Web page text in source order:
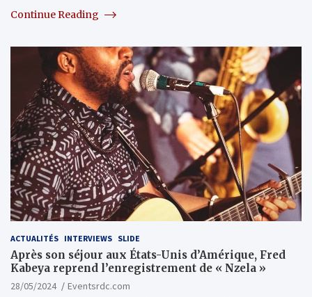
Continue Reading
ACTUALITÉS INTERVIEWS SLIDE
Après son séjour aux États-Unis d’Amérique, Fred
Kabeya reprend l’enregistrement de « Nzela »
28/05/2024
Eventsrdc.com